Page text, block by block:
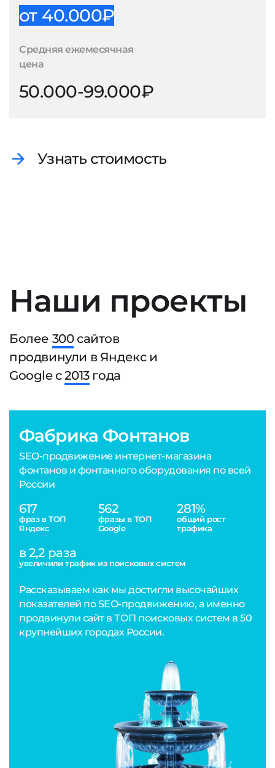
от 40.000₽
Средняя ежемесячная
цена
50.000-99.000₽
Узнать стоимость
Наши проекты
Более 300сайтов
продвинули в Яндекс и
Google с2013года
Фабрика Фонтанов
SEO-продвижение интернет-магазина
фонтанов и фонтанного оборудования по всей
России
617
фраз в ТОП
Яндекс
562
фразы в ТОП
Google
281%
общий рост
трафика
в 2,2 раза
увеличили трафик из поисковых систем
Рассказываем как мы достигли высочайших
показателей по SEO-продвижению, а именно
продвинули сайт в ТОП поисковых систем в 50
крупнейших городах России.